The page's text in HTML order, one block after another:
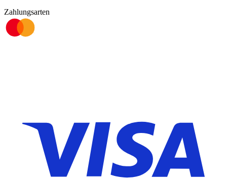
Zahlungsarten